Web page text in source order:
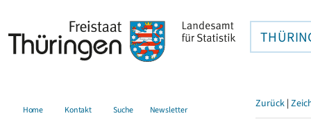
Home Kontakt Suche Newsletter Zurück |